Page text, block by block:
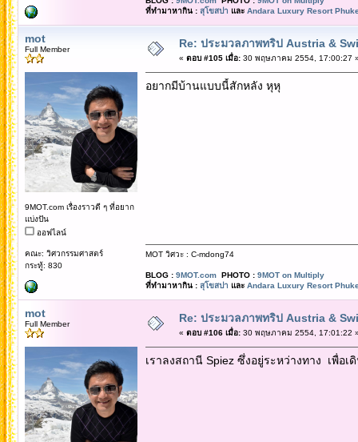
ที่ทำมาหากิน : สุโขสปา และ Andara Luxury Resort
mot
Full Member
9MOT.com เรื่องราวดี ๆ ที่อยาก
แบ่งปัน
ออฟไลน์
คณะ: วิศวกรรมศาสตร์
กระทู้: 830
Re: ประมวลภาพทริป Austria &
« ตอบ #105 เมื่อ:30 พฤษภาคม 2554, 17:00:27
อยากมีบ้านแบบนี้สักหลัง หุหุ
MOT วิศวะ : C-mdong74
BLOG : 9MOT.comPHOTO : 9MOT on Multiply
ที่ทำมาหากิน : สุโขสปา และ Andara Luxury Resort
mot
Full Member Re: ประมวลภาพทริป Austria &
« ตอบ #106 เมื่อ:30 พฤษภาคม 2554, 17:01:22
เราลงสถานี Spiez ซึ่งอยู่ระหว่างทาง เพื่อเ